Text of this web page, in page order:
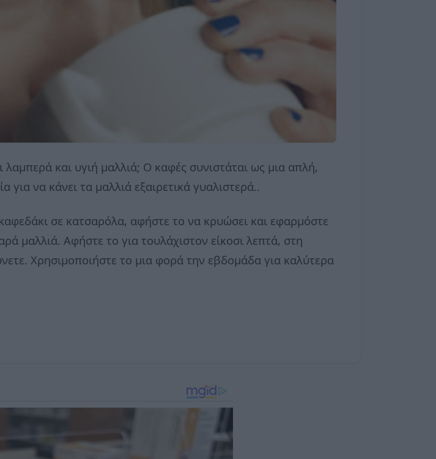
λαμπερά και υγιή μαλλιά; Ο καφές συνιστάται ως μια απλή,
για να κάνει τα μαλλιά εξαιρετικά γυαλιστερά..
σε κατσαρόλα, αφήστε το να κρυώσει και εφαρμόστε
μαλλιά. Αφήστε το για τουλάχιστον είκοσι λεπτά, στη
Χρησιμοποιήστε το μια φορά την εβδομάδα για καλύτερα